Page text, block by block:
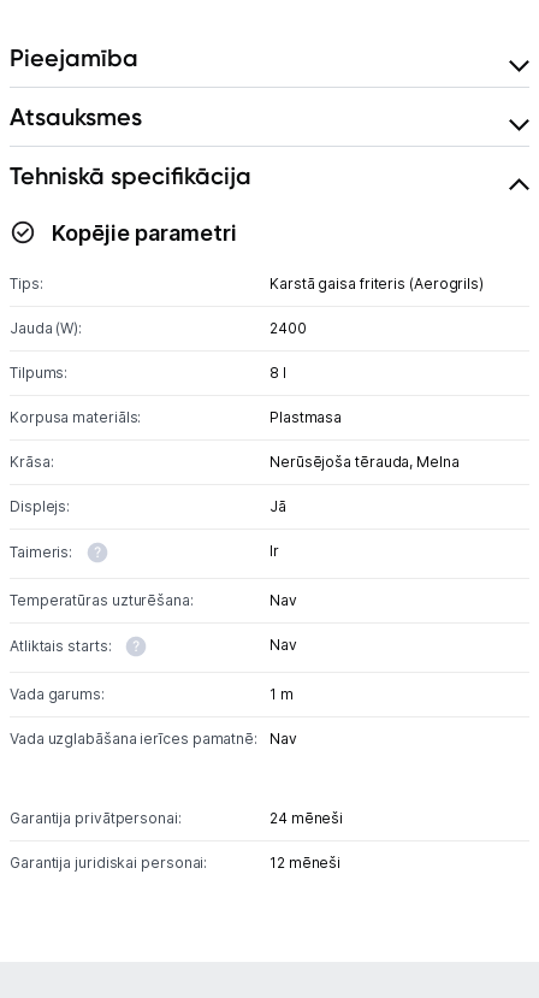
Tehnikas izvešana
Uzņēmumiem
Tet pakalpojumi
Informācija
Pieejamība
Atsauksmes
Tehniskā specifikācija
Kopējie parametri
Tips: Karstā gaisa friteris (Aerogrils)
Jauda (W): 2400
Tilpums: 8 l
Korpusa materiāls: Plastmasa
Krāsa: Nerūsējoša tērauda, Melna
Displejs: Jā
Taimeris: Ir
Temperatūras uzturēšana: Nav
Atliktais starts: Nav
Vada garums: 1 m
Vada uzglabāšana ierīces pamatnē: Nav
Garantija privātpersonai: 24 mēneši
Garantija juridiskai personai: 12 mēneši